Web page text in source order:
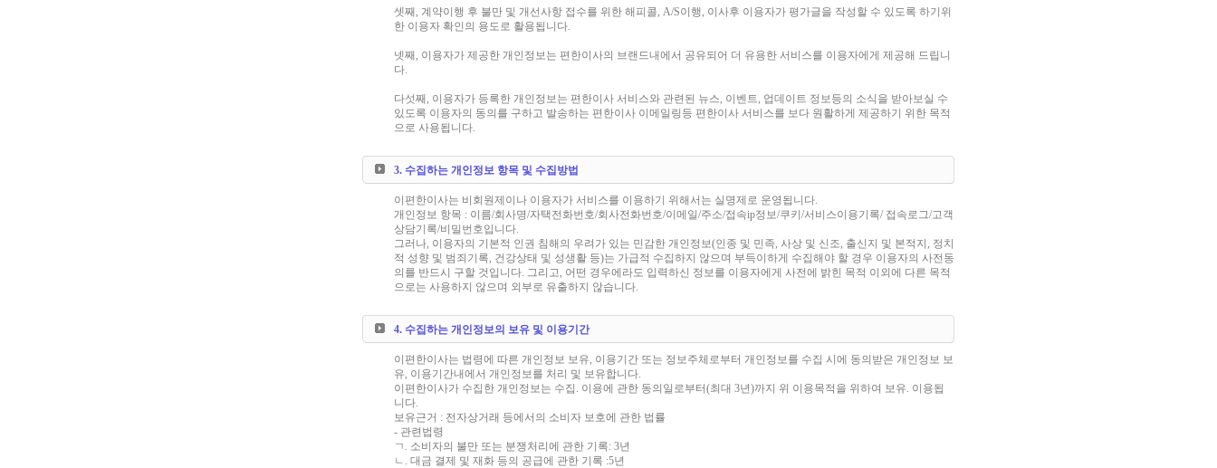
셋째, 계약이행 후 불만 및 개선사항 접수를 위한 해피콜, A/S이행, 이사후 이용자가 평가글을 작성할 수 있도록 하기위
한 이용자 확인의 용도로 활용됩니다.
넷째, 이용자가 제공한 개인정보는 편한이사의 브랜드내에서 공유되어 더 유용한 서비스를 이용자에게 제공해 드립니
다.
다섯째, 이용자가 등록한 개인정보는 편한이사 서비스와 관련된 뉴스, 이벤트, 업데이트 정보등의 소식을 받아보실 수
있도록 이용자의 동의를 구하고 발송하는 편한이사 이메일링등 편한이사 서비스를 보다 원활하게 제공하기 위한 목적
으로 사용됩니다.
3. 수집하는 개인정보 항목 및 수집방법
이편한이사는 비회원제이나 이용자가 서비스를 이용하기 위해서는 실명제로 운영됩니다.
개인정보 항목 : 이름/회사명/자택전화번호/회사전화번호/이메일/주소/접속ip정보/쿠키/서비스이용기록/ 접속로그/고객
상담기록/비밀번호입니다.
그러나, 이용자의 기본적 인권 침해의 우려가 있는 민감한 개인정보(인종 및 민족, 사상 및 신조, 출신지 및 본적지, 정치
적 성향 및 범죄기록, 건강상태 및 성생활 등)는 가급적 수집하지 않으며 부득이하게 수집해야 할 경우 이용자의 사전동
의를 반드시 구할 것입니다. 그리고, 어떤 경우에라도 입력하신 정보를 이용자에게 사전에 밝힌 목적 이외에 다른 목적
으로는 사용하지 않으며 외부로 유출하지 않습니다.
4. 수집하는 개인정보의 보유 및 이용기간
이편한이사는 법령에 따른 개인정보 보유, 이용기간 또는 정보주체로부터 개인정보를 수집 시에 동의받은 개인정보 보
유, 이용기간내에서 개인정보를 처리 및 보유합니다.
이편한이사가 수집한 개인정보는 수집. 이용에 관한 동의일로부터(최대 3년)까지 위 이용목적을 위하여 보유. 이용됩
니다.
보유근거 : 전자상거래 등에서의 소비자 보호에 관한 법률
- 관련법령
ㄱ. 소비자의 불만 또는 분쟁처리에 관한 기록: 3년
ㄴ. 대금 결제 및 재화 등의 공급에 관한 기록 :5년